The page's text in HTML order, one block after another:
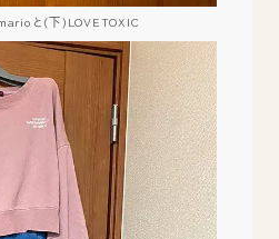
と(下)LOVETOXIC